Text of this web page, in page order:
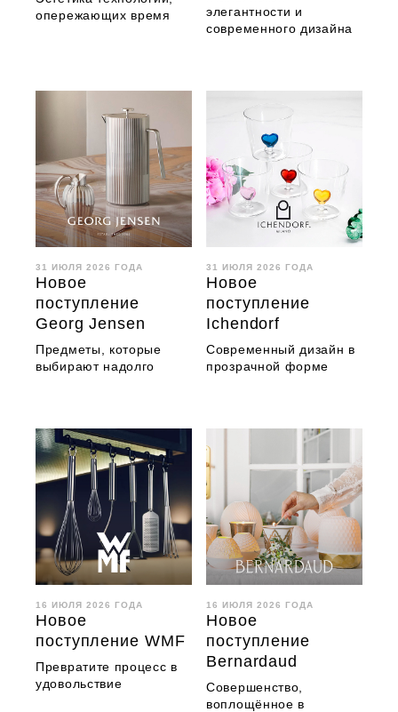
опережающих время
элегантности и
современного дизайна
31 ИЮЛЯ 2026 ГОДА
Новое
поступление
Georg Jensen
Предметы, которые
выбирают надолго
31 ИЮЛЯ 2026 ГОДА
Новое
поступление
Ichendorf
Современный дизайн в
прозрачной форме
16 ИЮЛЯ 2026 ГОДА
Новое
поступление WMF
Превратите процесс в
удовольствие
16 ИЮЛЯ 2026 ГОДА
Новое
поступление
Bernardaud
Совершенство,
воплощённое в